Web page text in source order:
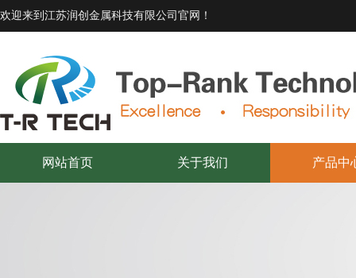
欢迎来到江苏润创金属科技有限公司官网！
网站首页 关于我们 产品中